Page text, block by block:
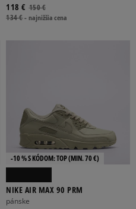
150 €
118 €
134 €-najnižšia cena
-10 % S KÓDOM: TOP (MIN. 70 €)
NIKE AIR MAX 90 PRM
pánske